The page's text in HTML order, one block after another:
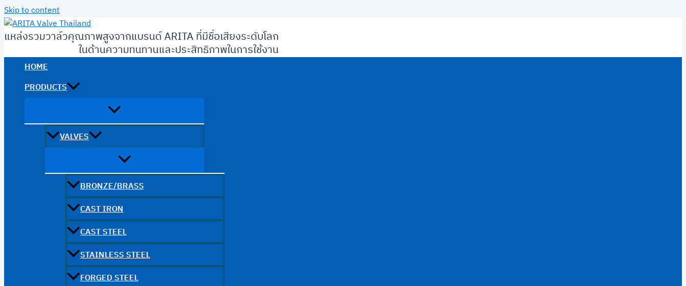
Skip to content
แหล่งรวมวาล์วคุณภาพสูงจากแบรนด์ ARITA ที่มีชื่อเสียงระดับโลก
ในด้านความทนทานและประสิทธิภาพในการใช้งาน
HOME
PRODUCTS
VALVES
BRONZE/BRASS
CAST IRON
CAST STEEL
STAINLESS STEEL
FORGED STEEL